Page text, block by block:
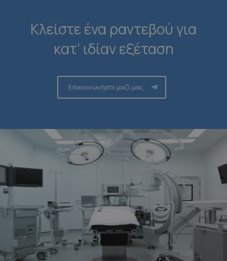
Κλείστε ένα ραντεβού για
κατ’ ιδίαν εξέταση
Επικοινωνήστε μαζί μας